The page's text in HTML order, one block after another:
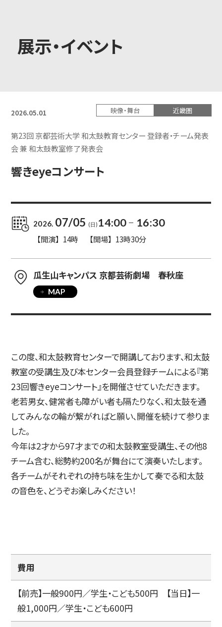
高校生・受験生の方 在学生の方
卒業生の方 企業の方
教育・社会連携
学生生活・就職
简体字 繁体字
通信教育部
展示・イベント
2026.05.01 映像・舞台 近畿圏
第23回 京都芸術大学 和太鼓教育センター 登録者・チーム発表
会 兼 和太鼓教室修了発表会
響きeyeコンサート
2026. 07/05 (日) 14:00 16:30
【開演】14時 【開場】13時30分
瓜生山キャンパス 京都芸術劇場 春秋座
MAP
この度、和太鼓教育センターで開講しております、和太鼓
教室の受講生及び本センター会員登録チームによる『第
23回響きeyeコンサート』を開催させていただきます。
老若男女、健常者も障がい者も隔たりなく、和太鼓を通
してみんなの輪が繋がればと願い、開催を続けて参りま
した。
今年は2才から97才までの和太鼓教室受講生、その他8
チーム含む、総勢約200名が舞台にて演奏いたします。
各チームがそれぞれの持ち味を生かして奏でる和太鼓
の音色を、どうぞお楽しみください！
費用
【前売】一般900円／学生・こども500円 【当日】一
般1,000円／学生・こども600円